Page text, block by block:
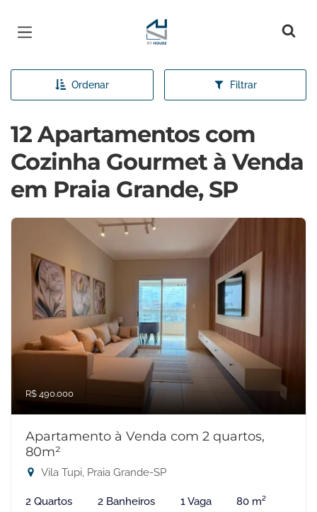
Página inicial
Ordenar Filtrar
12 Apartamentos com
Cozinha Gourmet à Venda
em Praia Grande, SP
R$ 490.000
Apartamento à Venda com 2 quartos,
80m²
Vila Tupi, Praia Grande-SP
2 Quartos 2 Banheiros 1 Vaga 80 m²